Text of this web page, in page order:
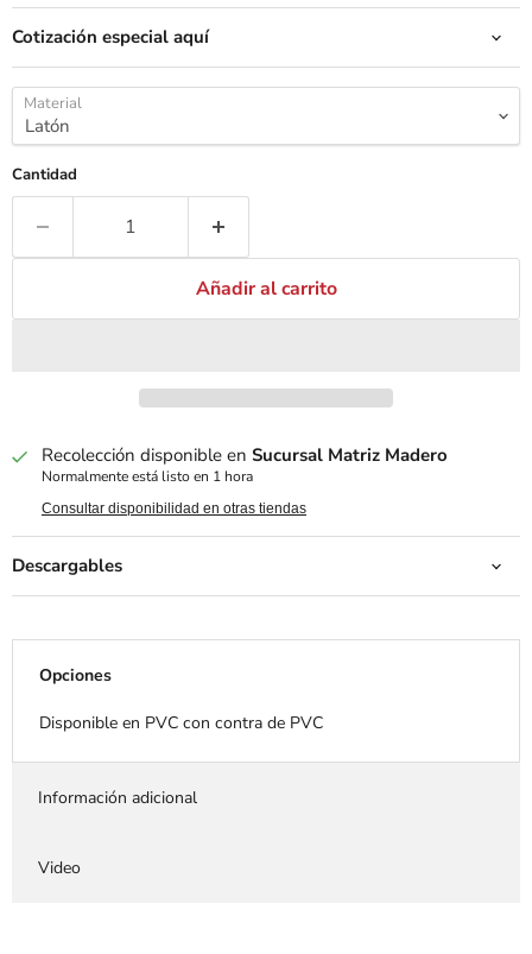
Cotización especial aquí
Material
Cantidad
Añadir al carrito
Recolección disponible en Sucursal Matriz Madero
Normalmente está listo en 1 hora
Consultar disponibilidad en otras tiendas
Descargables
Opciones
Disponible en PVC con contra de PVC
Información adicional
Video